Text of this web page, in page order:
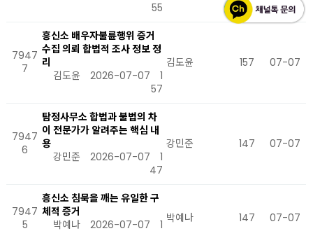
55
7947
7
흥신소 배우자불륜행위 증거
수집 의뢰 합법적 조사 정보 정
리
김도윤
2026-07-07
1
57
김도윤 157 07-07
7947
6
탐정사무소 합법과 불법의 차
이 전문가가 알려주는 핵심 내
용
강민준
2026-07-07
1
47
강민준 147 07-07
7947
5
흥신소 침묵을 깨는 유일한 구
체적 증거
박예나
2026-07-07
1 박예나 147 07-07